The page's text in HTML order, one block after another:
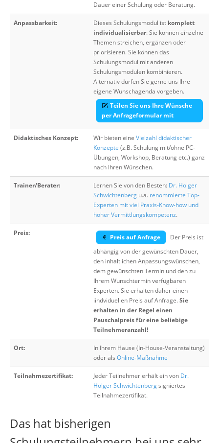
Dauer einer Schulung oder Beratung.
Anpassbarkeit: Dieses Schulungsmodul ist komplett
individualisierbar: Sie können einzelne
Themen streichen, ergänzen oder
priorisieren. Sie können das
Schulungsmodul mit anderen
Schulungsmodulen kombinieren.
Alternativ dürfen Sie gerne uns Ihre
eigene Wunschagenda vorgeben.
Teilen Sie uns Ihre Wünsche
per Anfrageformular mit
Didaktisches Konzept: Wir bieten eine Vielzahl didaktischer
Konzepte (z.B. Schulung mit/ohne PC-
Übungen, Workshop, Beratung etc.) ganz
nach Ihren Wünschen.
Trainer/Berater: Lernen Sie von den Besten: Dr. Holger
Schwichtenberg u.a. renommierte Top-
Experten mit viel Praxis-Know-how und
hoher Vermittlungskompetenz.
Preis:
Preis auf Anfrage
Der Preis ist
abhängig von der gewünschten Dauer,
den inhaltlichen Anpassungswünschen,
dem gewünschten Termin und den zu
Ihrem Wunschtermin verfügbaren
Experten. Sie erhalten daher einen
iindviduellen Preis auf Anfrage.Sie
erhalten in der Regel einen
Pauschalpreis für eine beliebige
Teilnehmeranzahl!
Ort:
In Ihrem Hause (In-House-Veranstaltung)
oder als Online-Maßnahme
Teilnahmezertifikat: Jeder Teilnehmer erhält ein von Dr.
Holger Schwichtenbergsigniertes
Teilnahmezertifikat.
Das hat bisherigen